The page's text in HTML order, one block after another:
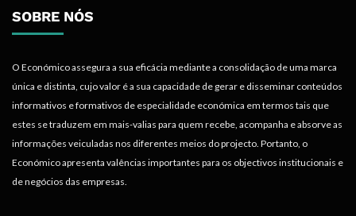
SOBRE NÓS
O Económico assegura a sua eficácia mediante a consolidação de uma marca
única e distinta, cujo valor é a sua capacidade de gerar e disseminar conteúdos
informativos e formativos de especialidade económica em termos tais que
estes se traduzem em mais-valias para quem recebe, acompanha e absorve as
informações veiculadas nos diferentes meios do projecto. Portanto, o
Económico apresenta valências importantes para os objectivos institucionais e
de negócios das empresas.